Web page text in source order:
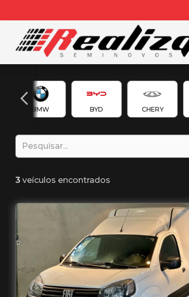
BMW BYD CHERY
3 veículos encontrados